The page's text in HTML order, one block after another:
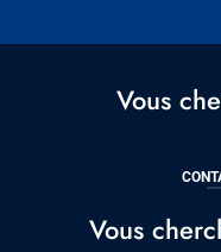
Vous
Vous